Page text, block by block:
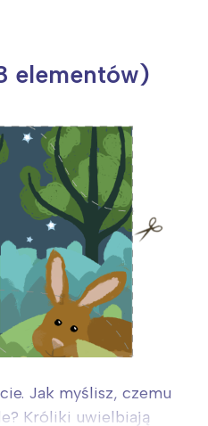
elementów)
Jak myślisz, czemu
Króliki uwielbiają